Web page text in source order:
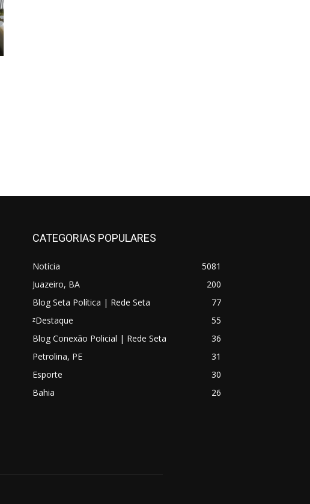
CATEGORIAS POPULARES
Notícia
5081
Juazeiro, BA
200
Blog Seta Política | Rede Seta
77
ᶻDestaque
55
Blog Conexão Policial | Rede Seta
36
Petrolina, PE
31
Esporte
30
Bahia
26